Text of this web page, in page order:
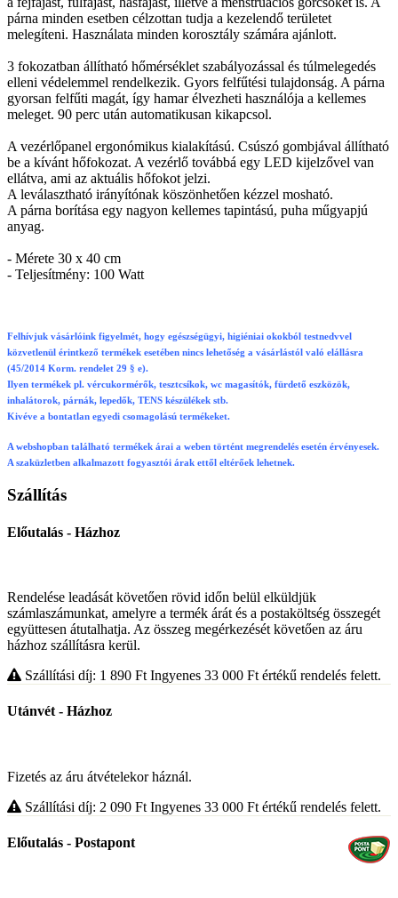
párna minden esetben célzottan tudja a kezelendő területet
melegíteni. Használata minden korosztály számára ajánlott.
3 fokozatban állítható hőmérséklet szabályozással és túlmelegedés
elleni védelemmel rendelkezik. Gyors felfűtési tulajdonság. A párna
gyorsan felfűti magát, így hamar élvezheti használója a kellemes
meleget. 90 perc után automatikusan kikapcsol.
A vezérlőpanel ergonómikus kialakítású. Csúszó gombjával állítható
be a kívánt hőfokozat. A vezérlő továbbá egy LED kijelzővel van
ellátva, ami az aktuális hőfokot jelzi.
A leválasztható irányítónak köszönhetően kézzel mosható.
A párna borítása egy nagyon kellemes tapintású, puha műgyapjú
anyag.
- Mérete 30 x 40 cm
- Teljesítmény: 100 Watt
Felhívjuk vásárlóink figyelmét, hogy egészségügyi, higiéniai okokból testnedvvel
közvetlenül érintkező termékek esetében nincs lehetőség a vásárlástól való elállásra
(45/2014 Korm. rendelet 29 § e).
Ilyen termékek pl. vércukormérők, tesztcsíkok, wc magasítók, fürdető eszközök,
inhalátorok, párnák, lepedők, TENS készülékek stb.
Kivéve a bontatlan egyedi csomagolású termékeket.
A webshopban található termékek árai a weben történt megrendelés esetén érvényesek.
A szaküzletben alkalmazott fogyasztói árak ettől eltérőek lehetnek.
Szállítás
Előutalás - Házhoz
Rendelése leadását követően rövid időn belül elküldjük
számlaszámunkat, amelyre a termék árát és a postaköltség összegét
együttesen átutalhatja. Az összeg megérkezését követően az áru
házhoz szállításra kerül.
Szállítási díj: 1 890 Ft Ingyenes 33 000 Ft értékű rendelés felett.
Utánvét - Házhoz
Fizetés az áru átvételekor háznál.
Szállítási díj: 2 090 Ft Ingyenes 33 000 Ft értékű rendelés felett.
Előutalás - Postapont